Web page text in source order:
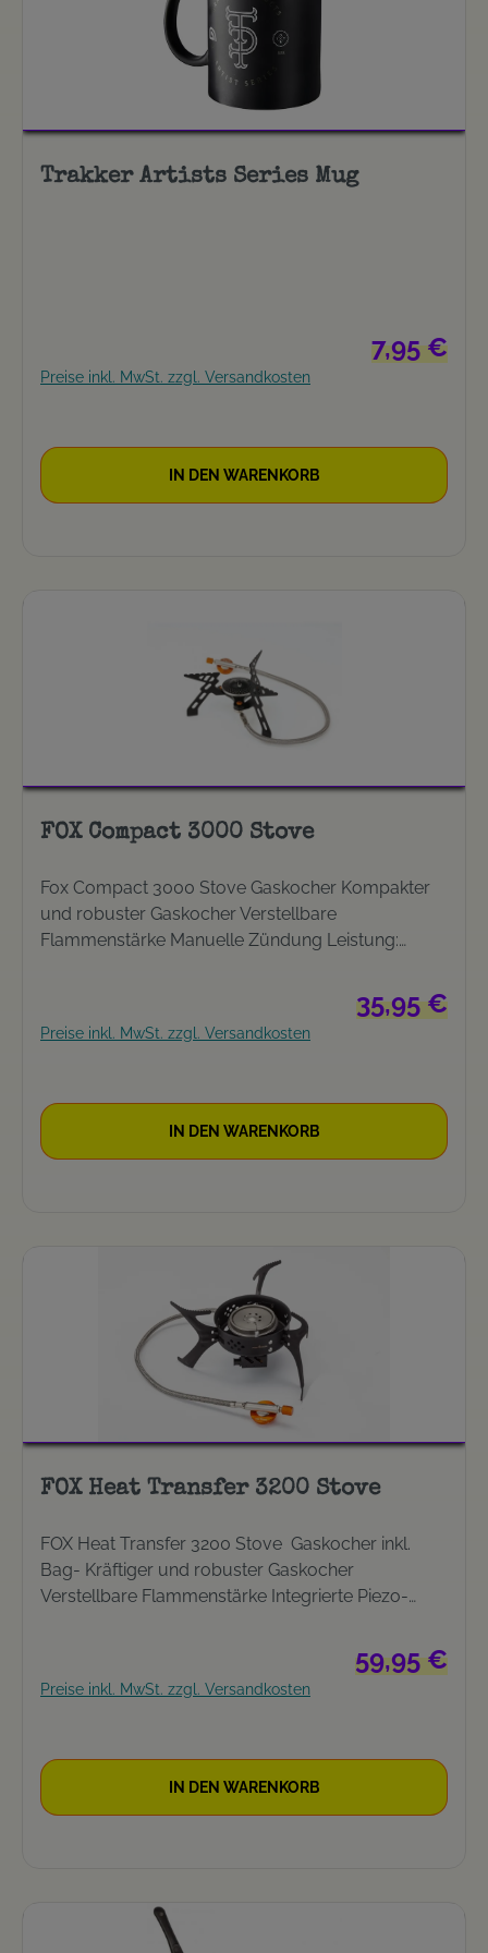
Trakker Artists Series Mug
Regulärer
7,95 €
Preise inkl. MwSt. zzgl. Versandkosten
IN DEN WARENKORB
FOX Compact 3000 Stove
Fox Compact 3000 Stove Gaskocher Kompakter
und robuster Gaskocher Verstellbare
Flammenstärke Manuelle Zündung Leistung:
EN417 Butane-Propan-Gaskartuschenmischungen
Regulärer
35,95 €
Preise inkl. MwSt. zzgl. Versandkosten
IN DEN WARENKORB
FOX Heat Transfer 3200 Stove
FOX Heat Transfer 3200 Stove Gaskocher inkl.
Bag- Kräftiger und robuster Gaskocher
Verstellbare Flammenstärke Integrierte Piezo-
320g Passend für EN417 Butane-Propan-
Lieferumfang enthalten
Regulärer
59,95 €
Preise inkl. MwSt. zzgl. Versandkosten
IN DEN WARENKORB